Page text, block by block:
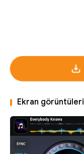
Ekran görüntüleri